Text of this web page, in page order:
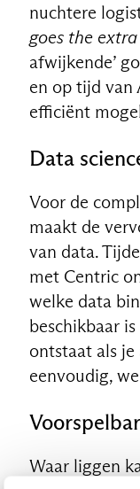
nuchtere
goes the
afwijkende’
en op tijd van
efficiënt
Data
Voor de
maakt de
van data.
met Centric
welke data
beschikbaar
ontstaat als
eenvoudig,
Waar liggen
NL